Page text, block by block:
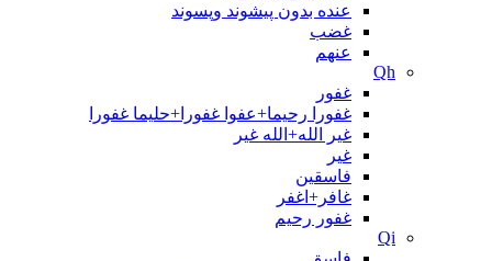
عنده بدون پیشوند وپسوند
غضب
عنهم
Qh
غفور
غفورا رحیما+عفوا غفورا+حلیما غفورا
غیر الله+الله غیر
غیر
فاسقین
غافر+اغفر
غفور رحيم
Qi